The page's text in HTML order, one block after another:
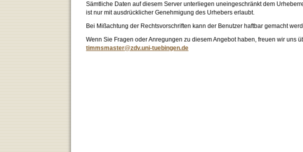
Sämtliche Daten auf diesem Server unterliegen uneingeschränkt dem
ist nur mit ausdrücklicher Genehmigung des Urhebers erlaubt.
Bei Mißachtung der Rechtsvorschriften kann der Benutzer haftbar gemacht
Wenn Sie Fragen oder Anregungen zu diesem Angebot haben, freuen wir uns
timmsmaster@zdv.uni-tuebingen.de